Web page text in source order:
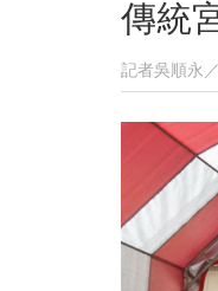
傳統
記者吳順永